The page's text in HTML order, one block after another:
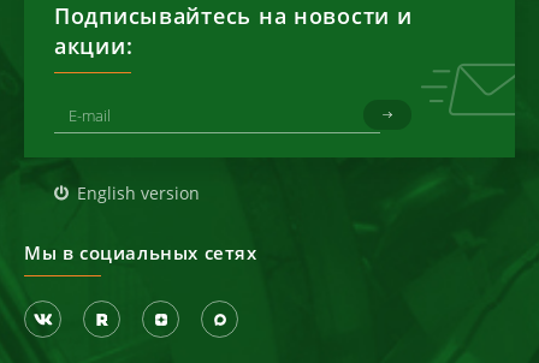
Подписывайтесь на новости и
акции:
English version
Мы в социальных сетях